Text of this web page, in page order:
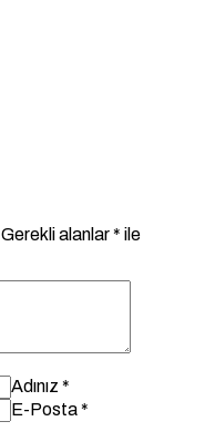
Gerekli alanlar* ile
Adınız *
E-Posta*